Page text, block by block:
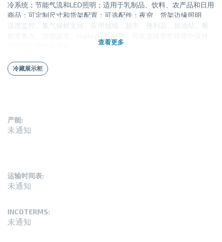
冷系统；节能气流和LED照明；适用于乳制品、饮料、农产品和日用
商品；可定制尺寸和货架配置；可选配件：夜帘、货架边缘照明、
温度监控、氮气保鲜支持。应用领域：超市、便利店、加油站、餐
饮零售点、连锁超市。Halley经久耐用，可在连续零售环境中保持
查看更多
冷藏展示柜
产能:
未通知
运输时间表:
未通知
INCOTERMS:
未通知